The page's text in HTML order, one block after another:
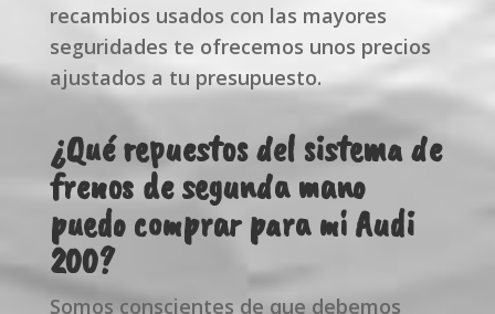
recambios usados con las mayores
seguridades te ofrecemos unos precios
ajustados a tu presupuesto.
¿Qué repuestos del sistema de
frenos de segunda mano
puedo comprar para mi Audi
200?
Somos conscientes de que debemos